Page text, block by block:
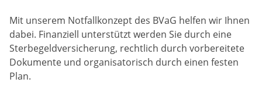
Mit unserem Notfallkonzept des BVaG helfen wir Ihnen
dabei. Finanziell unterstützt werden Sie durch eine
Sterbegeldversicherung, rechtlich durch vorbereitete
Dokumente und organisatorisch durch einen festen
Plan.